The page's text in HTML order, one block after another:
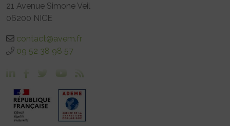
21 Avenue Simone Veil
06200 NICE
contact@avem.fr
09 52 38 98 57